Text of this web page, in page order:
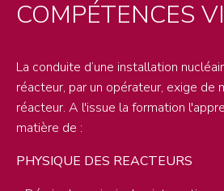
COMPÉTENCES
La conduite d’une installation
réacteur, par un opérateur, exige de
réacteur. A l'issue la formation
matière de :
PHYSIQUE DES REACTEURS